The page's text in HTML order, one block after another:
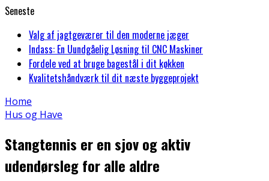
Seneste
Valg af jagtgeværer til den moderne jæger
Indass: En Uundgåelig Løsning til CNC Maskiner
Fordele ved at bruge bagestål i dit køkken
Kvalitetshåndværk til dit næste byggeprojekt
Home
Hus og Have
Stangtennis er en sjov og aktiv
udendørsleg for alle aldre